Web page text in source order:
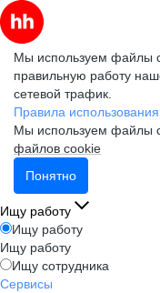
Мы используем файлы
правильную работу
сетевой трафик.
Правила
Мы используем файлы
файлов cookie
Понятно
Ищу работу
Ищу работу
Ищу работу
Ищу сотрудника
Сервисы